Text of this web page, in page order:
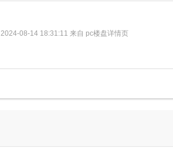
2024-08-14 18:31:11 来自 pc楼盘详情页